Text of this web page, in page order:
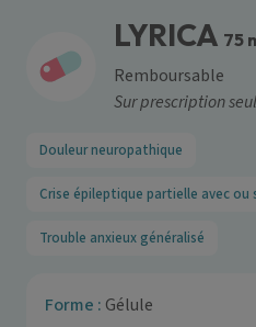
LYRICA 75
Remboursable
Sur prescription
Douleur neuropathique
Crise épileptique partielle avec
Trouble anxieux généralisé
Forme : Gélule